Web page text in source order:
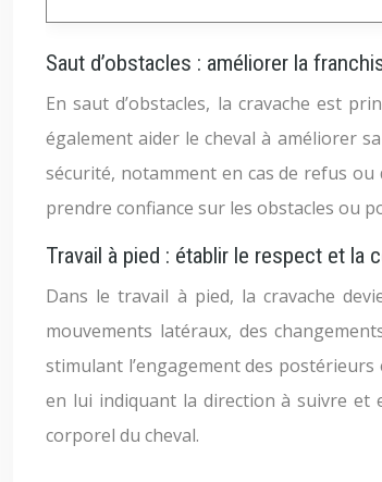
Saut d’obstacles : améliorer la
En saut d’obstacles, la cravache est
également aider le cheval à améliorer
sécurité, notamment en cas de refus
prendre confiance sur les obstacles ou
Travail à pied : établir le respect et la
Dans le travail à pied, la cravache
mouvements latéraux, des
stimulant l’engagement des
en lui indiquant la direction à suivre et
corporel du cheval.